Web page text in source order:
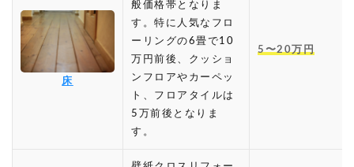
床
般価格帯となりま
す。特に人気なフロ
ーリングの6畳で10
万円前後、クッショ
ンフロアやカーペッ
ト、フロアタイルは
5万前後となりま
す。
5〜20万円